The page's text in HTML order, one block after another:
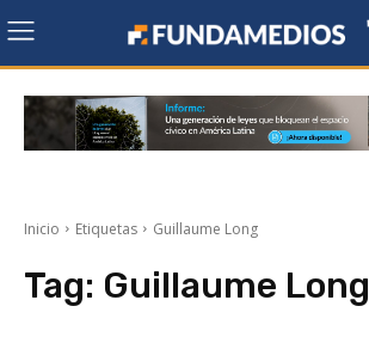
Inicio Etiquetas Guillaume Long
Tag: Guillaume Long